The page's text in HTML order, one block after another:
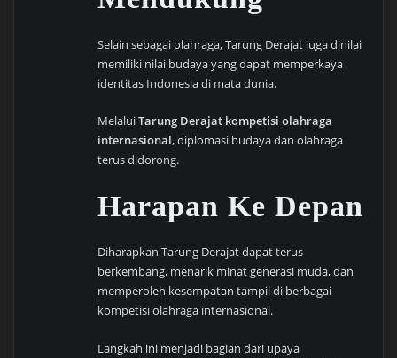
Selain sebagai olahraga, Tarung Derajat juga dinilai
memiliki nilai budaya yang dapat memperkaya
identitas Indonesia di mata dunia.
MelaluiTarung Derajat kompetisi olahraga
internasional, diplomasi budaya dan olahraga
terus didorong.
Harapan Ke Depan
Diharapkan Tarung Derajat dapat terus
berkembang, menarik minat generasi muda, dan
memperoleh kesempatan tampil di berbagai
kompetisi olahraga internasional.
Langkah ini menjadi bagian dari upaya